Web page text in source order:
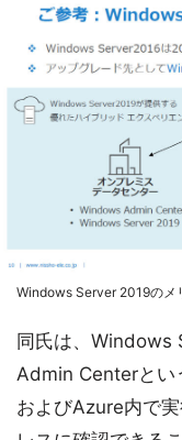
Windows Server 2019のメ
同氏は、Windows
Admin Centerとい
およびAzure内で